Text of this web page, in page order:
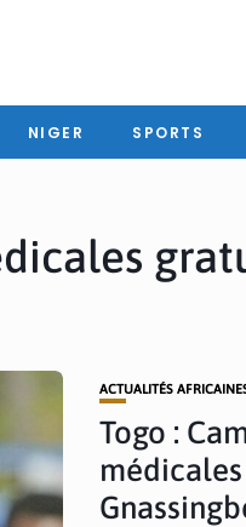
NIGER SPORTS
ACTUALITÉS
Togo :